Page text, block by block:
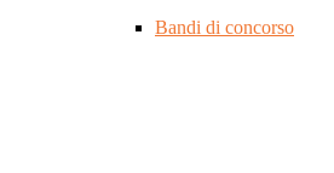
Bandi di concorso